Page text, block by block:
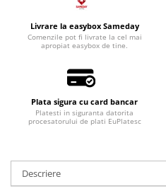
Razatoare electrice
Roboti de bucatarie
Sandwich-makere
Aparate de curatat cu abur
Aspiratoare
Fiare, statii & aparate de calcat cu
Laminatoare si accesorii
Livrare la easybox Sameday
Comenzile pot fi livrate la cel mai
apropiat easybox de tine.
Plata sigura cu card bancar
Platesti in siguranta datorita
procesatorului de plati EuPlatesc
Descriere